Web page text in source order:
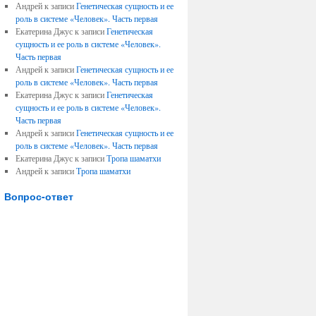
Андрей к записиГенетическая сущность и ее
роль в системе «Человек». Часть первая
Екатерина Джус к записиГенетическая
сущность и ее роль в системе «Человек».
Часть первая
Андрей к записиГенетическая сущность и ее
роль в системе «Человек». Часть первая
Екатерина Джус к записиГенетическая
сущность и ее роль в системе «Человек».
Часть первая
Андрей к записиГенетическая сущность и ее
роль в системе «Человек». Часть первая
Екатерина Джус к записиТропа шаматхи
Андрей к записиТропа шаматхи
Вопрос-ответ